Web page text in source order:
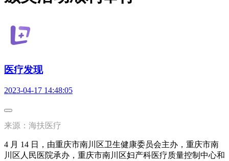
医疗发现
2023-04-17 14:48:05
来源：海扶医疗
4 月 14 日，由重庆市南川区卫生健康委员会主办，重庆市南
川区人民医院承办，重庆市南川区妇产科医疗质量控制中心和